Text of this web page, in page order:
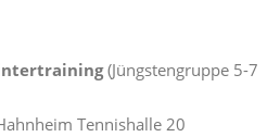
(Jüngstengruppe 5-7
Tennishalle 20